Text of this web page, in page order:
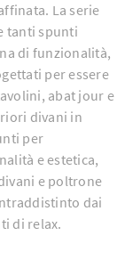
La serie
tanti spunti
di funzionalità,
per essere
abat jour e
divani in
per
e estetica,
e poltrone
dai
di relax.